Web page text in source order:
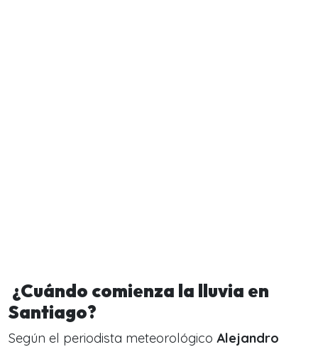
¿Cuándo comienza la lluvia en
Santiago?
Según el periodista meteorológico Alejandro